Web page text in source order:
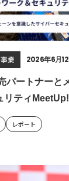
業 2026年6月
パートナーと
リティ
レポート